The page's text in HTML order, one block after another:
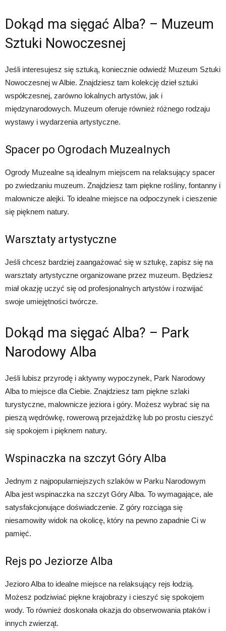
Dokąd ma sięgać Alba? – Muzeum
Sztuki Nowoczesnej
Jeśli interesujesz się sztuką, koniecznie odwiedź Muzeum Sztuki
Nowoczesnej w Albie. Znajdziesz tam kolekcję dzieł sztuki
współczesnej, zarówno lokalnych artystów, jak i
międzynarodowych. Muzeum oferuje również różnego rodzaju
wystawy i wydarzenia artystyczne.
Spacer po Ogrodach Muzealnych
Ogrody Muzealne są idealnym miejscem na relaksujący spacer
po zwiedzaniu muzeum. Znajdziesz tam piękne rośliny, fontanny i
malownicze alejki. To idealne miejsce na odpoczynek i cieszenie
się pięknem natury.
Warsztaty artystyczne
Jeśli chcesz bardziej zaangażować się w sztukę, zapisz się na
warsztaty artystyczne organizowane przez muzeum. Będziesz
miał okazję uczyć się od profesjonalnych artystów i rozwijać
swoje umiejętności twórcze.
Dokąd ma sięgać Alba? – Park
Narodowy Alba
Jeśli lubisz przyrodę i aktywny wypoczynek, Park Narodowy
Alba to miejsce dla Ciebie. Znajdziesz tam piękne szlaki
turystyczne, malownicze jeziora i góry. Możesz wybrać się na
pieszą wędrówkę, rowerową przejażdżkę lub po prostu cieszyć
się spokojem i pięknem natury.
Wspinaczka na szczyt Góry Alba
Jednym z najpopularniejszych szlaków w Parku Narodowym
Alba jest wspinaczka na szczyt Góry Alba. To wymagające, ale
satysfakcjonujące doświadczenie. Z góry rozciąga się
niesamowity widok na okolicę, który na pewno zapadnie Ci w
pamięć.
Rejs po Jeziorze Alba
Jezioro Alba to idealne miejsce na relaksujący rejs łodzią.
Możesz podziwiać piękne krajobrazy i cieszyć się spokojem
wody. To również doskonała okazja do obserwowania ptaków i
innych zwierząt.